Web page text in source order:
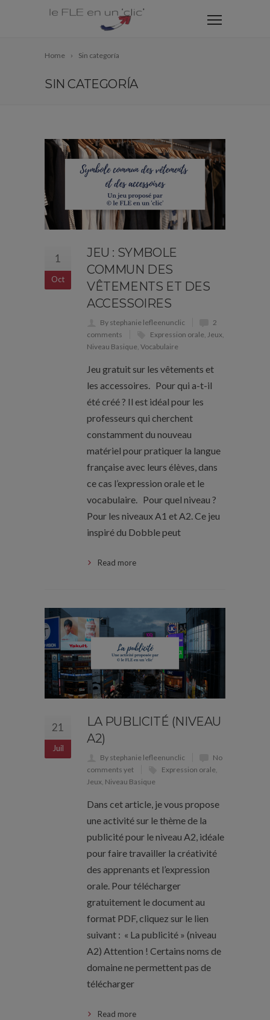
Home Sin categoría
SIN CATEGORÍA
1
Oct
JEU : SYMBOLE
COMMUN DES
VÊTEMENTS ET DES
ACCESSOIRES
By stephanie lefleenunclic
2
comments
Expression orale, Jeux,
Niveau Basique, Vocabulaire
Jeu gratuit sur les vêtements et
les accessoires. Pour qui a-t-il
été créé ? Il est idéal pour les
professeurs qui cherchent
constamment du nouveau
matériel pour pratiquer la langue
française avec leurs élèves, dans
ce cas l’expression orale et le
vocabulaire. Pour quel niveau ?
Pour les niveaux A1 et A2. Ce jeu
inspiré du Dobble peut
Read more
21
Juil
LA PUBLICITÉ (NIVEAU
A2)
By stephanie lefleenunclic
No
comments yet
Expression orale,
Jeux, Niveau Basique
Dans cet article, je vous propose
une activité sur le thème de la
publicité pour le niveau A2, idéale
pour faire travailler la créativité
des apprenants et l’expression
orale. Pour télécharger
gratuitement le document au
format PDF, cliquez sur le lien
suivant : « La publicité » (niveau
A2) Attention ! Certains noms de
domaine ne permettent pas de
télécharger
Read more